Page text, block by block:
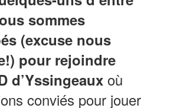
sommes
(excuse nous
pour rejoindre
d’Yssingeaux où
conviés pour jouer